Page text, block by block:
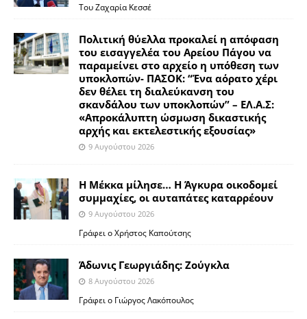
Του Ζαχαρία Κεσσέ
Πολιτική θύελλα προκαλεί η απόφαση
του εισαγγελέα του Αρείου Πάγου να
παραμείνει στο αρχείο η υπόθεση των
υποκλοπών- ΠΑΣΟΚ: “Ένα αόρατο χέρι
δεν θέλει τη διαλεύκανση του
σκανδάλου των υποκλοπών” – ΕΛ.Α.Σ:
«Απροκάλυπτη ώσμωση δικαστικής
αρχής και εκτελεστικής εξουσίας»
9 Αυγούστου 2026
Η Μέκκα μίλησε… Η Άγκυρα οικοδομεί
συμμαχίες, οι αυταπάτες καταρρέουν
9 Αυγούστου 2026
Γράφει ο Χρήστος Καπούτσης
Άδωνις Γεωργιάδης: Ζούγκλα
8 Αυγούστου 2026
Γράφει ο Γιώργος Λακόπουλος